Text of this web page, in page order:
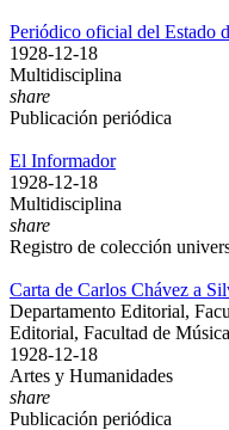
Periódico oficial del Estado
1928-12-18
Multidisciplina
share
Publicación periódica
El Informador
1928-12-18
Multidisciplina
share
Registro de colección
Carta de Carlos Chávez a
Departamento Editorial,
Editorial, Facultad de
1928-12-18
Artes y Humanidades
share
Publicación periódica